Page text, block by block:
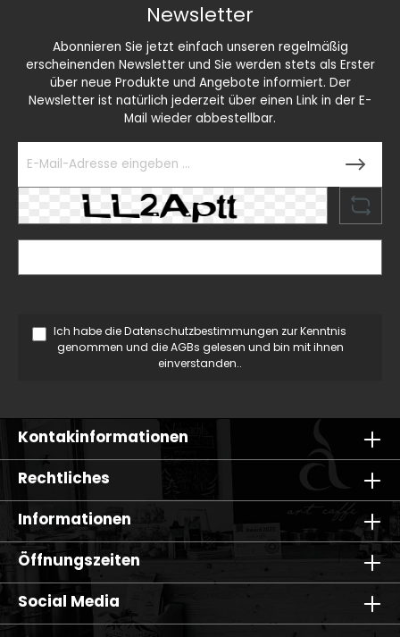
Newsletter
Abonnieren Sie jetzt einfach unseren regelmäßig
erscheinenden Newsletter und Sie werden stets als Erster
über neue Produkte und Angebote informiert. Der
Newsletter ist natürlich jederzeit über einen Link in der E-
Mail wieder abbestellbar.
Ich habe dieDatenschutzbestimmungen zur Kenntnis
genommen und dieAGBs gelesen und bin mit ihnen
einverstanden..
Kontakinformationen
Rechtliches
Informationen
Öffnungszeiten
Social Media